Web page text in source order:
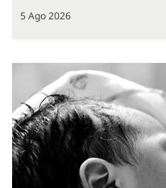
5 Ago 2026